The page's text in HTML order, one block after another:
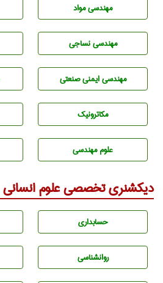
مهندسی مواد
مهندسي نساجی
مهندسی ایمنی صنعتی
مکاترونیک
علوم مهندسی
دیکشنری تخصصی علوم انسانی
حسابداری
روانشناسی